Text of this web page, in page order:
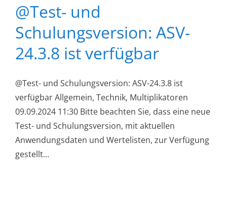
@Test- und
Schulungsversion: ASV-
24.3.8 ist verfügbar
@Test- und Schulungsversion: ASV-24.3.8 ist
verfügbar Allgemein, Technik, Multiplikatoren
09.09.2024 11:30 Bitte beachten Sie, dass eine neue
Test- und Schulungsversion, mit aktuellen
Anwendungsdaten und Wertelisten, zur Verfügung
gestellt...